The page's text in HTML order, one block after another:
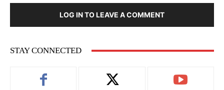
LOG IN TO LEAVE A COMMENT
STAY CONNECTED